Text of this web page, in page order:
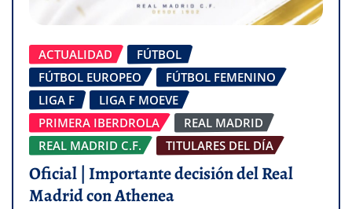
ACTUALIDAD
FÚTBOL
FÚTBOL EUROPEO
FÚTBOL FEMENINO
LIGA F
LIGA F MOEVE
PRIMERA IBERDROLA
REAL MADRID
REAL MADRID C.F.
TITULARES DEL DÍA
Oficial | Importante decisión del Real
Madrid con Athenea